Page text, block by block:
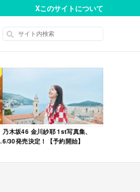
Xこのサイトについて
乃木坂46 金川紗耶 1st写真集、
6/30発売決定！【予約開始】